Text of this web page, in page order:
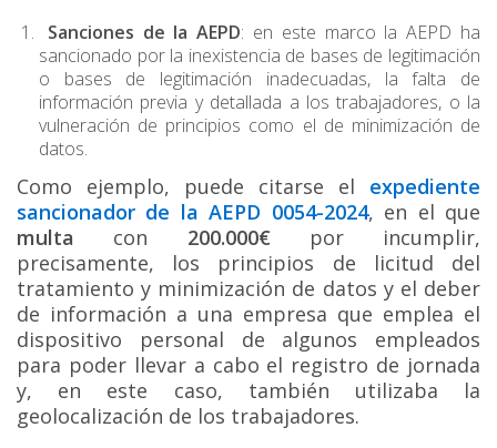
Sanciones de la AEPD: en este marco la AEPD ha
sancionado por la inexistencia de bases de legitimación
o bases de legitimación inadecuadas, la falta de
información previa y detallada a los trabajadores, o la
vulneración de principios como el de minimización de
datos.
Como ejemplo, puede citarse el expediente
sancionador de la AEPD 0054-2024, en el que
multa con 200.000€por incumplir,
precisamente, los principios de licitud del
tratamiento y minimización de datos y el deber
de información a una empresa que emplea el
dispositivo personal de algunos empleados
para poder llevar a cabo el registro de jornada
y, en este caso, también utilizaba la
geolocalización de los trabajadores.